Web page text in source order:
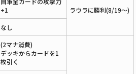
+1
ラウラに勝利(8/19～)
なし
(2マナ消費)
デッキからカードを1
枚引く